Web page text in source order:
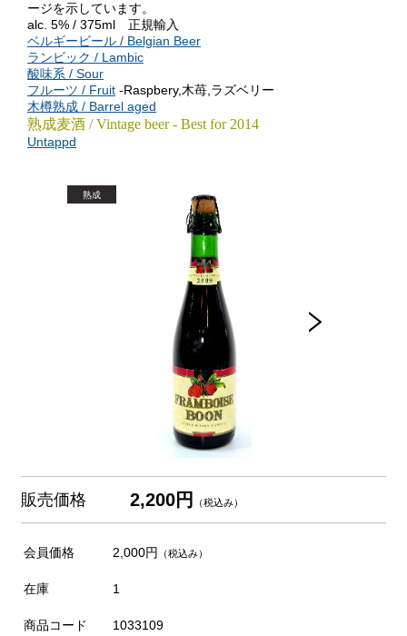
ージを示しています。
alc. 5% / 375ml 正規輸入
ベルギービール / Belgian Beer
ランビック / Lambic
酸味系 / Sour
フルーツ / Fruit -Raspbery,木苺,ラズベリー
木樽熟成 / Barrel aged
熟成麦酒 / Vintage beer - Best for 2014
Untappd
販売価格 2,200円 （税込み）
会員価格 2,000円 （税込み）
在庫 1
商品コード 1033109